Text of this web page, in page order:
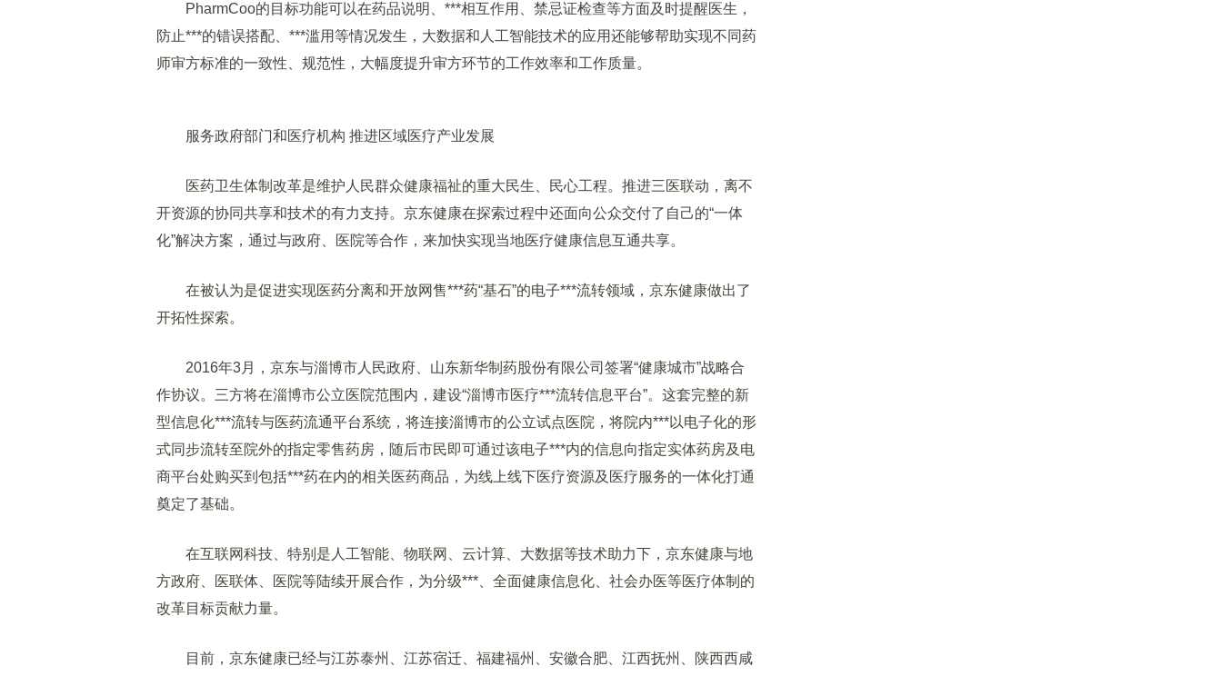
PharmCoo的目标功能可以在药品说明、***相互作用、禁忌证检查等方面及时提醒医生，
防止***的错误搭配、***滥用等情况发生，大数据和人工智能技术的应用还能够帮助实现不同药
师审方标准的一致性、规范性，大幅度提升审方环节的工作效率和工作质量。
服务政府部门和医疗机构 推进区域医疗产业发展
医药卫生体制改革是维护人民群众健康福祉的重大民生、民心工程。推进三医联动，离不
开资源的协同共享和技术的有力支持。京东健康在探索过程中还面向公众交付了自己的“一体
化”解决方案，通过与政府、医院等合作，来加快实现当地医疗健康信息互通共享。
在被认为是促进实现医药分离和开放网售***药“基石”的电子***流转领域，京东健康做出了
开拓性探索。
2016年3月，京东与淄博市人民政府、山东新华制药股份有限公司签署“健康城市”战略合
作协议。三方将在淄博市公立医院范围内，建设“淄博市医疗***流转信息平台”。这套完整的新
型信息化***流转与医药流通平台系统，将连接淄博市的公立试点医院，将院内***以电子化的形
式同步流转至院外的指定零售药房，随后市民即可通过该电子***内的信息向指定实体药房及电
商平台处购买到包括***药在内的相关医药商品，为线上线下医疗资源及医疗服务的一体化打通
奠定了基础。
在互联网科技、特别是人工智能、物联网、云计算、大数据等技术助力下，京东健康与地
方政府、医联体、医院等陆续开展合作，为分级***、全面健康信息化、社会办医等医疗体制的
改革目标贡献力量。
目前，京东健康已经与江苏泰州、江苏宿迁、福建福州、安徽合肥、江西抚州、陕西西咸